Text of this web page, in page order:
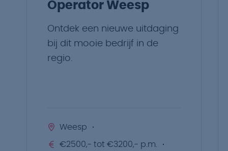
Operator Weesp
Ontdek een nieuwe uitdaging
bij dit mooie bedrijf in de
regio.
Weesp
€2500,- tot €3200,- p.m.